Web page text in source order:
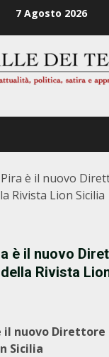
7 Agosto 2026
Pira è il nuovo
Rivista Lion Sicilia
è il nuovo
Rivista
il nuovo Direttore
Sicilia